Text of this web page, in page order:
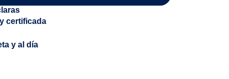
certificada
y al día